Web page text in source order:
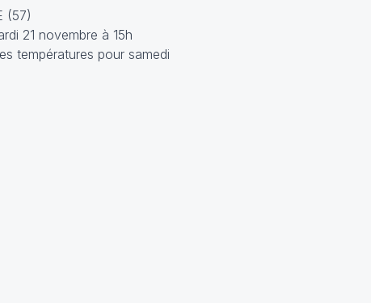
(57)
21 novembre à 15h